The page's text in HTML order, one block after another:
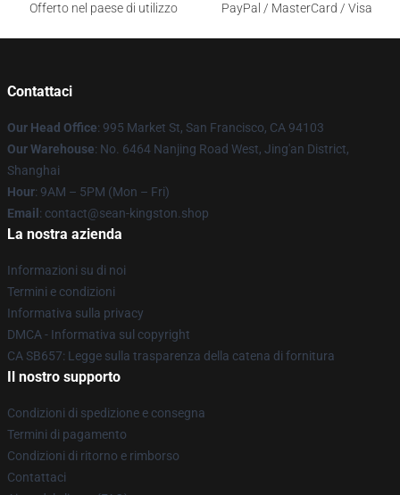
Offerto nel paese di utilizzo
PayPal / MasterCard / Visa
Contattaci
Our Head Office: 995 Market St, San Francisco, CA 94103
Our Warehouse: No. 6464 Nanjing Road West, Jing'an District,
Shanghai
Hour: 9AM – 5PM (Mon – Fri)
Email : contact@sean-kingston.shop
La nostra azienda
Informazioni su di noi
Termini e condizioni
Informativa sulla privacy
DMCA - Informativa sul copyright
CA SB657: Legge sulla trasparenza della catena di fornitura
Il nostro supporto
Condizioni di spedizione e consegna
Termini di pagamento
Condizioni di ritorno e rimborso
Contattaci